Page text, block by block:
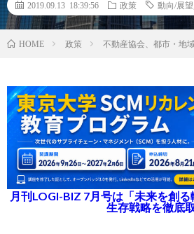
2019.09.13 18:39:56 政策 動向/展望
HOME 政策 不動産協会、都市・地
月刊LOGI-BIZ 7月号は「未来を創
生存戦略を徹底